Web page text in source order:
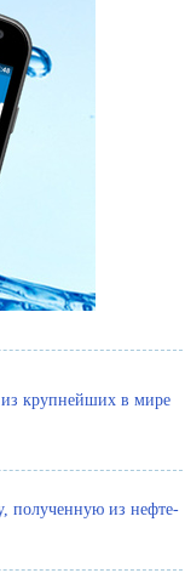
крупнейших в мире
полученную из нефте-